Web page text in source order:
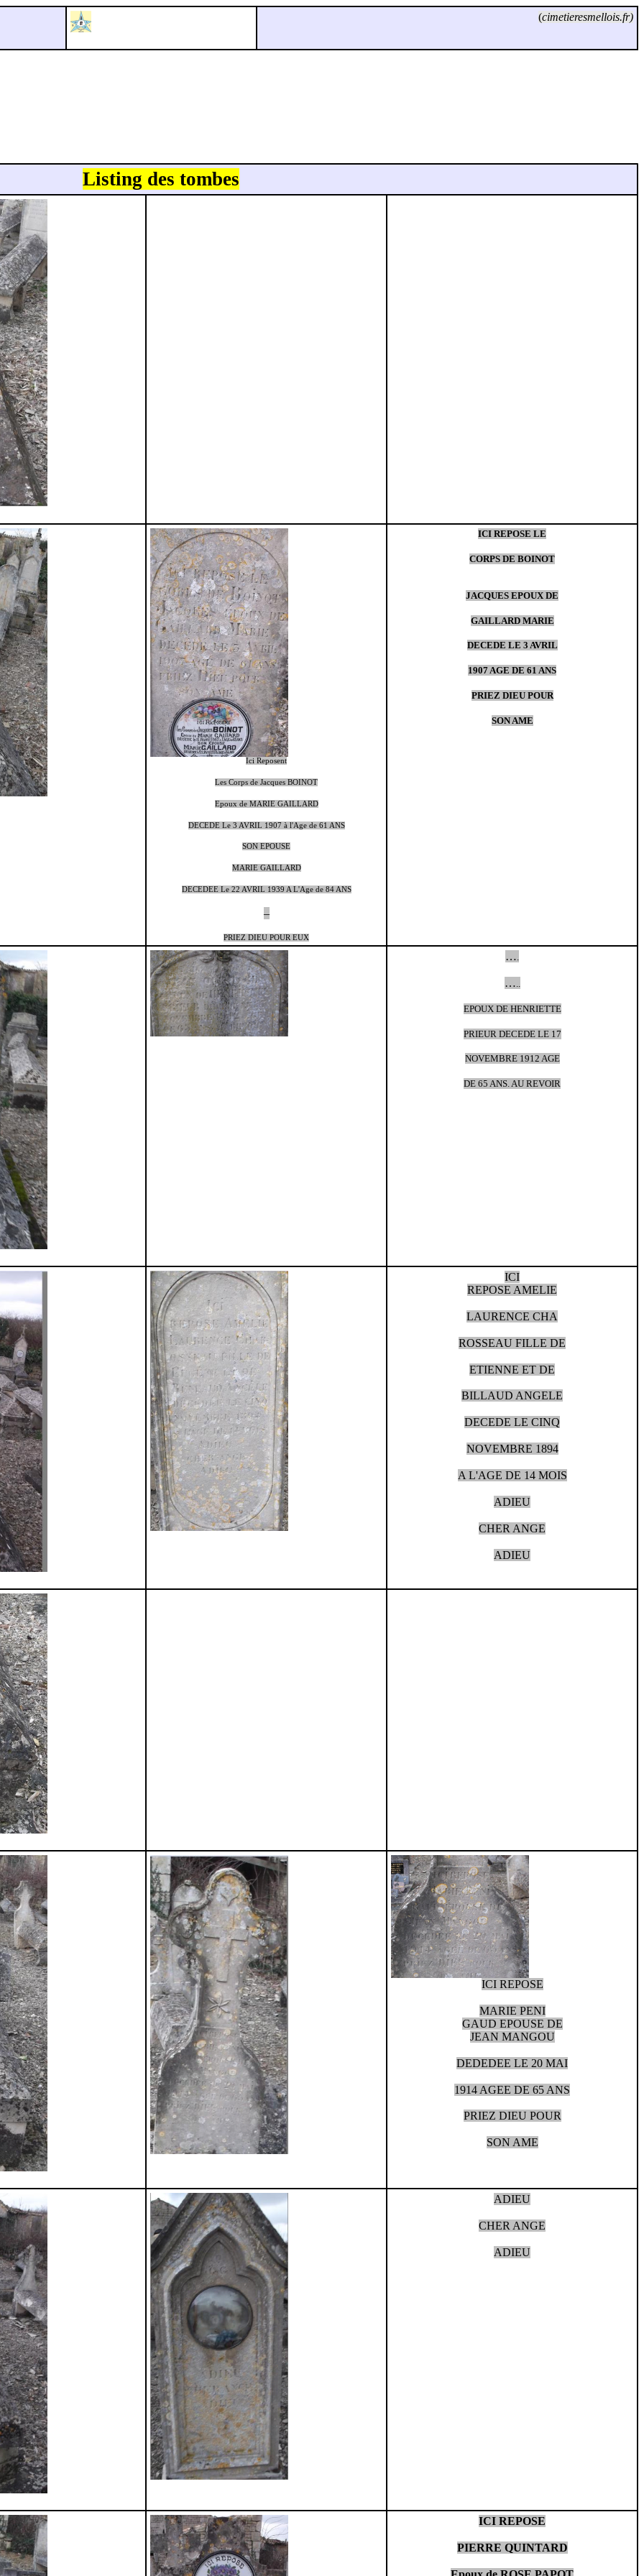
(cimetieresmellois.fr)
Listing des tombes
Ici Reposent
Les Corps de Jacques BOINOT
Epoux de MARIE GAILLARD
DECEDE Le 3 AVRIL 1907 à l'Age de 61 ANS
SON EPOUSE
MARIE GAILLARD
DECEDEE Le 22 AVRIL 1939 A L'Age de 84 ANS
–
PRIEZ DIEU POUR EUX
ICI REPOSE LE
CORPS DE BOINOT
JACQUES EPOUX DE
GAILLARD MARIE
DECEDE LE 3 AVRIL
1907 AGE DE 61 ANS
PRIEZ DIEU POUR
SON AME
…
…
EPOUX DE HENRIETTE
PRIEUR DECEDE LE 17
NOVEMBRE 1912 AGE
DE 65 ANS. AU REVOIR
ICI
REPOSE AMELIE
LAURENCE CHA
ROSSEAU FILLE DE
ETIENNE ET DE
BILLAUD ANGELE
DECEDE LE CINQ
NOVEMBRE 1894
A L'AGE DE 14 MOIS
ADIEU
CHER ANGE
ADIEU
ICI REPOSE
MARIE PENI
GAUD EPOUSE DE
JEAN MANGOU
DEDEDEE LE 20 MAI
1914 AGEE DE 65 ANS
PRIEZ DIEU POUR
SON AME
ADIEU
CHER ANGE
ADIEU
ICI REPOSE
PIERRE QUINTARD